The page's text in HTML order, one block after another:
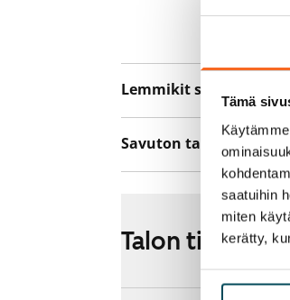
Tämä
saatuihin
miten
kerätty,
Lemmikit sallittu
Savuton talo
Talon tiedot